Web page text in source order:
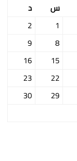
س
د
1
2
8
9
15
16
22
23
29
30